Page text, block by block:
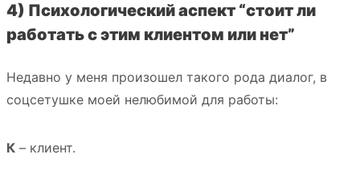
4) Психологический аспект “стоит ли
работать с этим клиентом или нет”
Недавно у меня произошел такого рода диалог, в
соцсетушке моей нелюбимой для работы:
К – клиент.